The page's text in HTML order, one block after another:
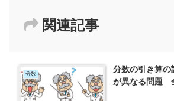
関連記事
分数
分数の引き算
が異なる問題